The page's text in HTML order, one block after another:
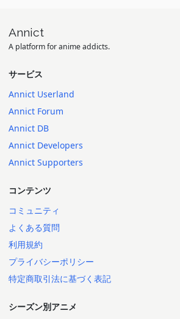
Annict
A platform for anime addicts.
サービス
Annict Userland
Annict Forum
Annict DB
Annict Developers
Annict Supporters
コンテンツ
コミュニティ
よくある質問
利用規約
プライバシーポリシー
特定商取引法に基づく表記
シーズン別アニメ